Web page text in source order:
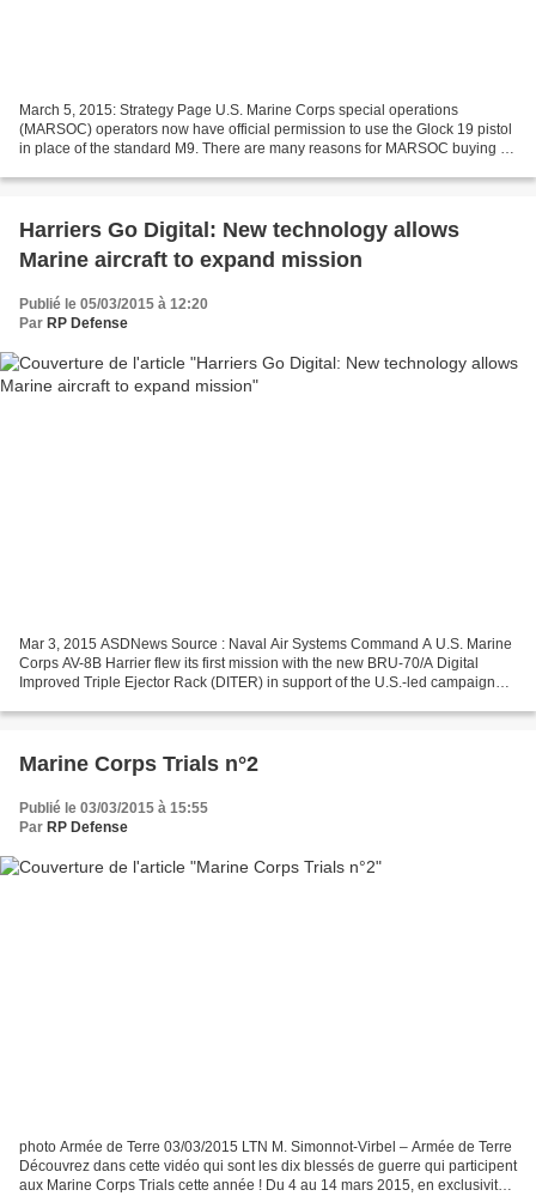
March 5, 2015: Strategy Page U.S. Marine Corps special operations
(MARSOC) operators now have official permission to use the Glock 19 pistol
in place of the standard M9. There are many reasons for MARSOC buying all
Harriers Go Digital: New technology allows
Marine aircraft to expand mission
Publié le 05/03/2015 à 12:20
Par RP Defense
Mar 3, 2015 ASDNews Source : Naval Air Systems Command A U.S. Marine
Corps AV-8B Harrier flew its first mission with the new BRU-70/A Digital
Improved Triple Ejector Rack (DITER) in support of the U.S.-led campaign
Marine Corps Trials n°2
Publié le 03/03/2015 à 15:55
Par RP Defense
photo Armée de Terre 03/03/2015 LTN M. Simonnot-Virbel – Armée de Terre
Découvrez dans cette vidéo qui sont les dix blessés de guerre qui participent
aux Marine Corps Trials cette année ! Du 4 au 14 mars 2015, en exclusivité